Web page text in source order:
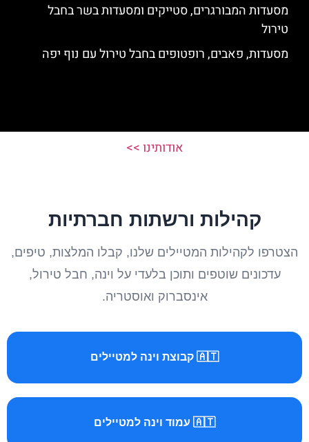
מסעדות המבורגרים, סטייקים ומסעדות בשר בחבל
טירול
מסעדות, פאבים, רופטופים בחבל טירול עם נוף יפה
אודותינו >>
קהילות ורשתות חברתיות
הצטרפו לקהילות המטיילים שלנו, קבלו המלצות, טיפים,
עדכונים שוטפים ותוכן בלעדי על וינה, חבל טירול,
אינסברוק ואוסטריה.
🇦🇹 קבוצת וינה למטיילים
🇦🇹 עמוד וינה למטיילים